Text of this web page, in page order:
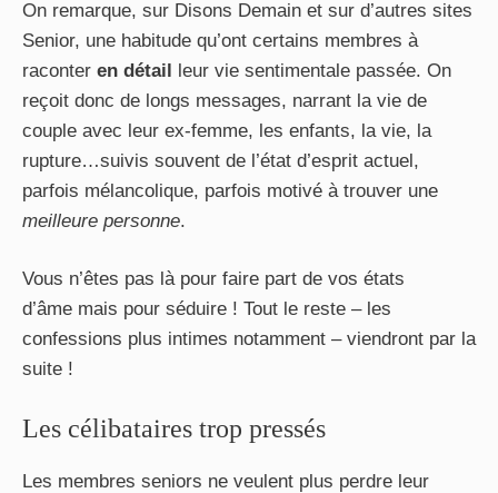
On remarque, sur Disons Demain et sur d’autres sites
Senior, une habitude qu’ont certains membres à
raconter en détail leur vie sentimentale passée. On
reçoit donc de longs messages, narrant la vie de
couple avec leur ex-femme, les enfants, la vie, la
rupture…suivis souvent de l’état d’esprit actuel,
parfois mélancolique, parfois motivé à trouver une
meilleure personne.
Vous n’êtes pas là pour faire part de vos états
d’âme mais pour séduire ! Tout le reste – les
confessions plus intimes notamment – viendront par la
suite !
Les célibataires trop pressés
Les membres seniors ne veulent plus perdre leur